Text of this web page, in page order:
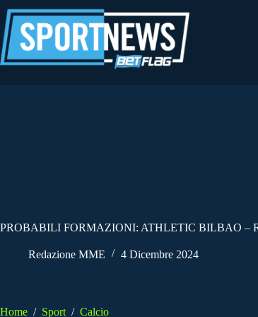
al
contenuto
PROBABILI FORMAZIONI: ATHLETIC BILBAO –
Redazione MME 4 Dicembre 2024
Home / Sport / Calcio